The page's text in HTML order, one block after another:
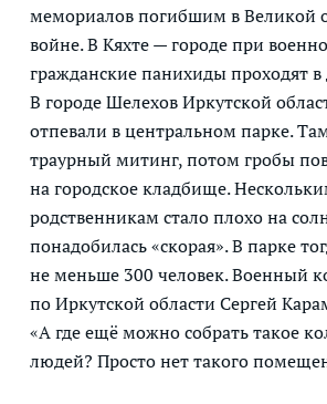
мемориалов погибшим в Великой
войне. В Кяхте — городе при
гражданские панихиды проходят
В городе Шелехов Иркутской
отпевали в центральном парке.
траурный митинг, потом гробы
на городское кладбище.
родственникам стало плохо на
понадобилась «скорая». В парке
не меньше 300 человек. Военный
по Иркутской области Сергей
«А где ещё можно собрать такое
людей? Просто нет такого